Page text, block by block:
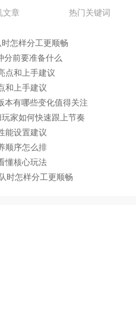
文章 热门关键词
时怎样分工更顺畅
分前要准备什么
点和上手建议
和上手建议
本有哪些变化值得关注
家如何快速跟上节奏
能设置建议
顺序怎么排
懂核心玩法
时怎样分工更顺畅